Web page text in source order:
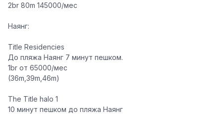
2br 80m 145000/мес
Наянг:
Title Residencies
До пляжа Наянг 7 минут пешком.
1br от 65000/мес
(36m,39m,46m)
The Title halo 1
10 минут пешком до пляжа Наянг